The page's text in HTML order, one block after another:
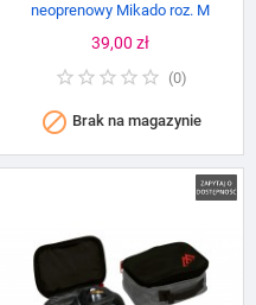
neoprenowy Mikado roz. M
Cena
39,00 zł
(0)
 Brak na magazynie